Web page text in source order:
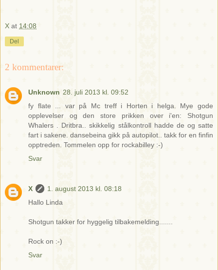
X at 14:08
Del
2 kommentarer:
Unknown 28. juli 2013 kl. 09:52
fy flate ... var på Mc treff i Horten i helga. Mye gode
opplevelser og den store prikken over i'en: Shotgun
Whalers . Dritbra.. skikkelig stålkontroll hadde de og satte
fart i sakene. dansebeina gikk på autopilot.. takk for en finfin
opptreden. Tommelen opp for rockabilley :-)
Svar
X
1. august 2013 kl. 08:18
Hallo Linda
Shotgun takker for hyggelig tilbakemelding.......
Rock on :-)
Svar